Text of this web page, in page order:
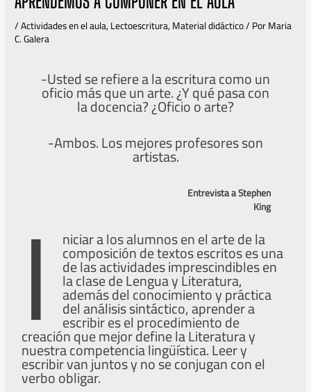
/Actividades en el aula,Lectoescritura,Material didáctico/ PorMaria
C. Galera
-Usted se refiere a la escritura como un
oficio más que un arte. ¿Y qué pasa con
la docencia? ¿Oficio o arte?
-Ambos. Los mejores profesores son
artistas.
Entrevista a Stephen
King
I niciar a los alumnos en el arte de la
composición de textos escritos es una
de las actividades imprescindibles en
la clase de Lengua y Literatura,
además del conocimiento y práctica
del análisis sintáctico, aprender a
escribir es el procedimiento de
creación que mejor define la Literatura y
nuestra competencia lingüística. Leer y
escribir van juntos y no se conjugan con el
verbo obligar.